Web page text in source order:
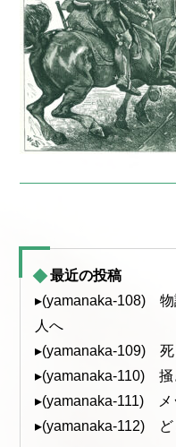
最近の投稿
▸(yamanaka-108) 物
人へ
▸(yamanaka-109) 死
▸(yamanaka-110) 掻
▸(yamanaka-111) メ
▸(yamanaka-112)